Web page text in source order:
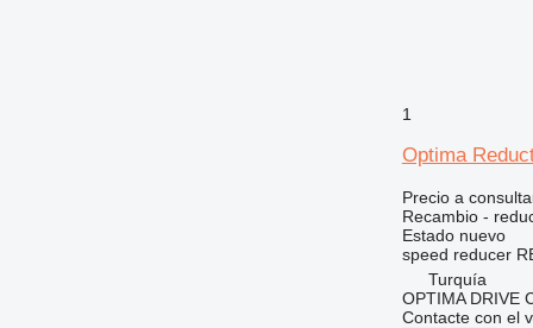
1
Optima
Precio a
Recambio -
Estadonuevo
speed reducer
Turquía
OPTIMA DRIVE
Contacte con el